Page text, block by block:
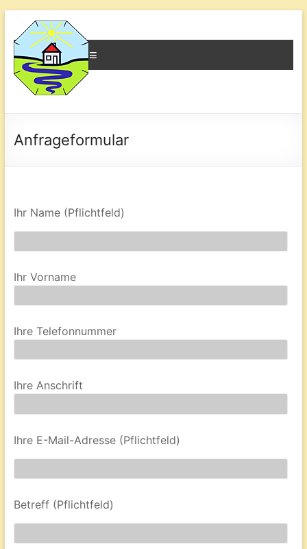
–
Erdstrahlen
Einfluss
auf
und
Anfrageformular
Ihr Name (Pflichtfeld)
Ihr Vorname
Ihre Telefonnummer
Ihre Anschrift
Ihre E-Mail-Adresse (Pflichtfeld)
Betreff (Pflichtfeld)